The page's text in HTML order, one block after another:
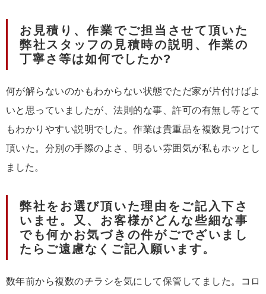
お見積り、作業でご担当させて頂いた
弊社スタッフの見積時の説明、作業の
丁寧さ等は如何でしたか?
何が解らないのかもわからない状態でただ家が片付けばよ
いと思っていましたが、法則的な事、許可の有無し等とて
もわかりやすい説明でした。作業は貴重品を複数見つけて
頂いた。分別の手際のよさ、明るい雰囲気が私もホッとし
ました。
弊社をお選び頂いた理由をご記入下さ
いませ。又、お客様がどんな些細な事
でも何かお気づきの件がごでざいまし
たらご遠慮なくご記入願います。
数年前から複数のチラシを気にして保管してました。コロ